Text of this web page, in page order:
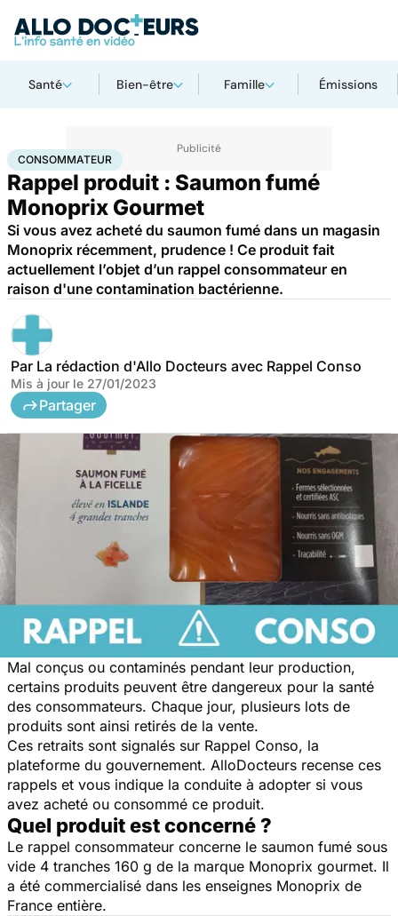
Santé Bien-être Famille Émissions
AccueilSantéConsommateur
CONSOMMATEUR
Rappel produit : Saumon fumé
Monoprix Gourmet
Si vous avez acheté du saumon fumé dans un magasin
Monoprix récemment, prudence ! Ce produit fait
actuellement l’objet d’un rappel consommateur en
raison d'une contamination bactérienne.
Par La rédaction d'Allo Docteurs avec Rappel Conso
Mis à jour le 27/01/2023
Partager
Mal conçus ou contaminés pendant leur production,
certains produits peuvent être dangereux pour la santé
des consommateurs. Chaque jour, plusieurs lots de
produits sont ainsi retirés de la vente.
Ces retraits sont signalés sur Rappel Conso, la
plateforme du gouvernement. AlloDocteurs recense ces
rappels et vous indique la conduite à adopter si vous
avez acheté ou consommé ce produit.
Quel produit est concerné ?
Le rappel consommateur concerne le saumon fumé sous
vide 4 tranches 160 g de la marque Monoprix gourmet. Il
a été commercialisé dans les enseignes Monoprix de
France entière.